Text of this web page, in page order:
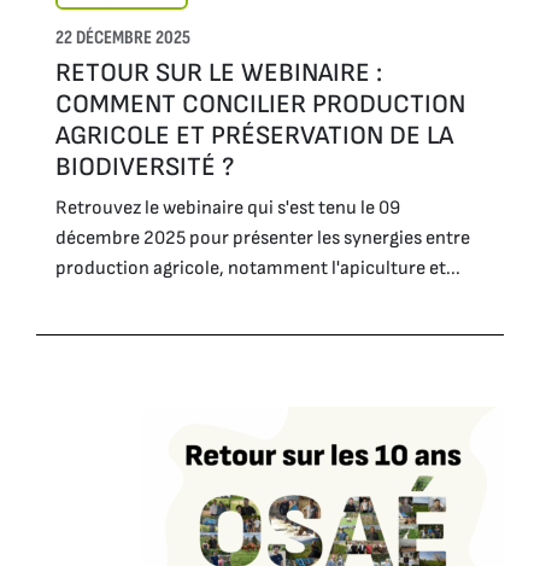
22 DÉCEMBRE 2025
RETOUR SUR LE WEBINAIRE :
COMMENT CONCILIER PRODUCTION
AGRICOLE ET PRÉSERVATION DE LA
BIODIVERSITÉ ?
Retrouvez le webinaire qui s'est tenu le 09
décembre 2025 pour présenter les synergies entre
production agricole, notamment l'apiculture et...